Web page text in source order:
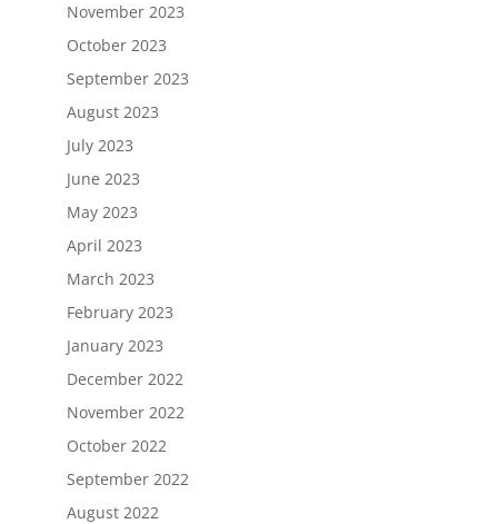
November 2023
October 2023
September 2023
August 2023
July 2023
June 2023
May 2023
April 2023
March 2023
February 2023
January 2023
December 2022
November 2022
October 2022
September 2022
August 2022